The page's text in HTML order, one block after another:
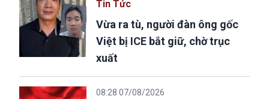
Tin Tức
Vừa ra tù, người đàn ông gốc
Việt bị ICE bắt giữ, chờ trục
xuất
08:28 07/08/2026